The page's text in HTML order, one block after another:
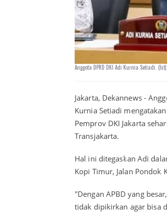
Anggota DPRD DKI Adi Kurnia Setiadi. (Ist)
Jakarta, Dekannews -
Kurnia Setiadi
Pemprov DKI Jakarta
Transjakarta.
Hal ini ditegaskan Adi
Kopi Timur, Jalan Pondok
"Dengan APBD yang
tidak dipikirkan agar bisa